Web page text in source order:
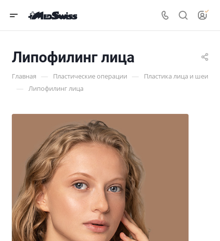
Липофилинг лица
Главная — Пластические операции — Пластика лица и шеи
— Липофилинг лица